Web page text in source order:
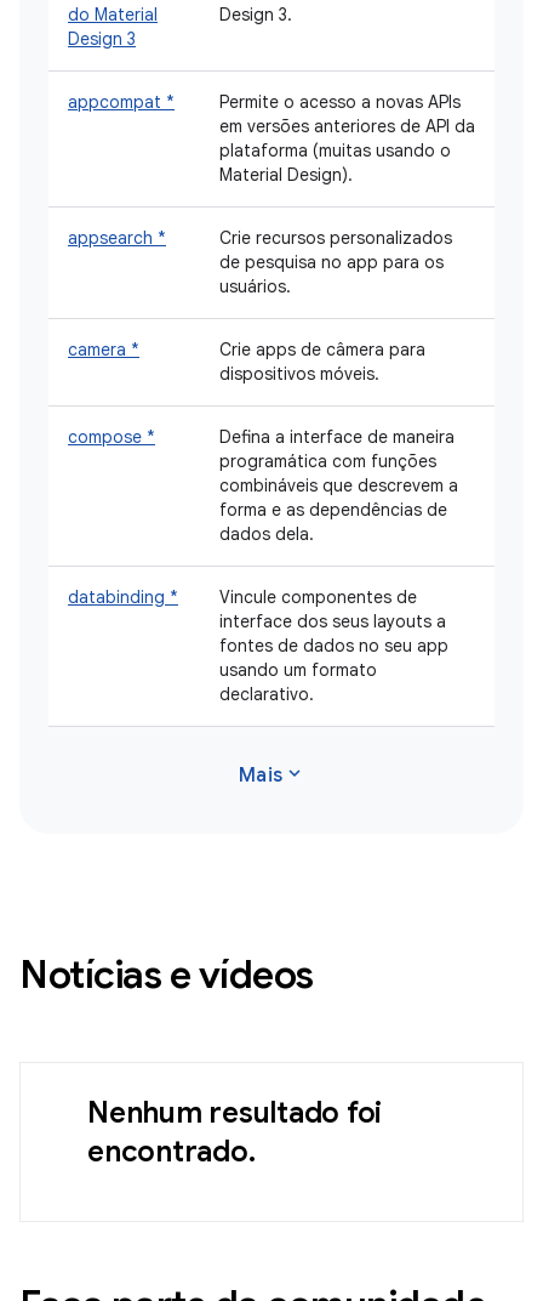
do Material
Design 3
Design 3.
appcompat *
Permite o acesso a novas APIs
em versões anteriores de API da
plataforma (muitas usando o
Material Design).
appsearch *
Crie recursos personalizados
de pesquisa no app para os
usuários.
camera *
Crie apps de câmera para
dispositivos móveis.
compose *
Defina a interface de maneira
programática com funções
combináveis que descrevem a
forma e as dependências de
dados dela.
databinding *
Vincule componentes de
interface dos seus layouts a
fontes de dados no seu app
usando um formato
declarativo.
Mais expand_more
Notícias e vídeos
Nenhum resultado foi
encontrado.